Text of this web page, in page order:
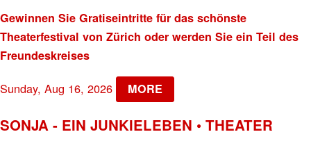
Gewinnen Sie Gratiseintritte für das schönste
Theaterfestival von Zürich oder werden Sie ein Teil des
Freundeskreises
Sunday, Aug 16, 2026 MORE
SONJA - EIN JUNKIELEBEN • THEATER